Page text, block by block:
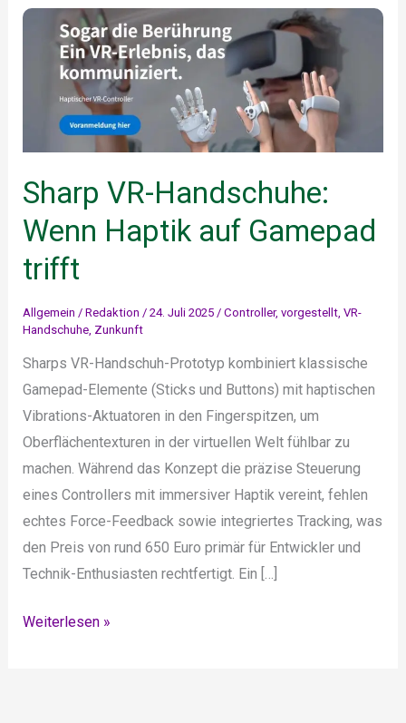
Sharp VR-Handschuhe:
Wenn Haptik auf Gamepad
trifft
Allgemein / Redaktion / 24. Juli 2025 / Controller, vorgestellt, VR-
Handschuhe, Zunkunft
Sharps VR-Handschuh-Prototyp kombiniert klassische
Gamepad-Elemente (Sticks und Buttons) mit haptischen
Vibrations-Aktuatoren in den Fingerspitzen, um
Oberflächentexturen in der virtuellen Welt fühlbar zu
machen. Während das Konzept die präzise Steuerung
eines Controllers mit immersiver Haptik vereint, fehlen
echtes Force-Feedback sowie integriertes Tracking, was
den Preis von rund 650 Euro primär für Entwickler und
Technik-Enthusiasten rechtfertigt. Ein […]
Sharp
Weiterlesen »